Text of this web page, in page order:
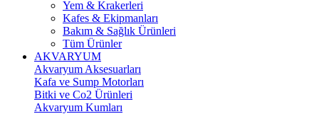
Yem & Krakerleri
Kafes & Ekipmanları
Bakım & Sağlık Ürünleri
Tüm Ürünler
AKVARYUM
Akvaryum Aksesuarları
Kafa ve Sump Motorları
Bitki ve Co2 Ürünleri
Akvaryum Kumları